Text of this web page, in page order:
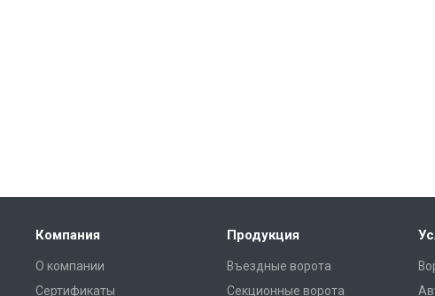
Компания
О компании
Сертификаты
Продукция
Въездные ворота
Секционные ворота